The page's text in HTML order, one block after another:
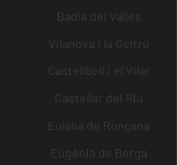
Badia del Vallès
Vilanova i la Geltrú
Castellbell i el Vilar
Castellar del Riu
Eulàlia de Ronçana
Eugènia de Berga